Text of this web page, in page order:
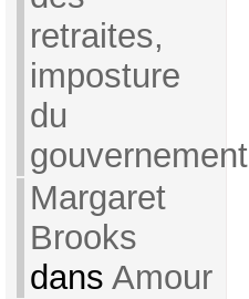
retraites,
imposture
du
gouvernement
Margaret
Brooks
dans Amour